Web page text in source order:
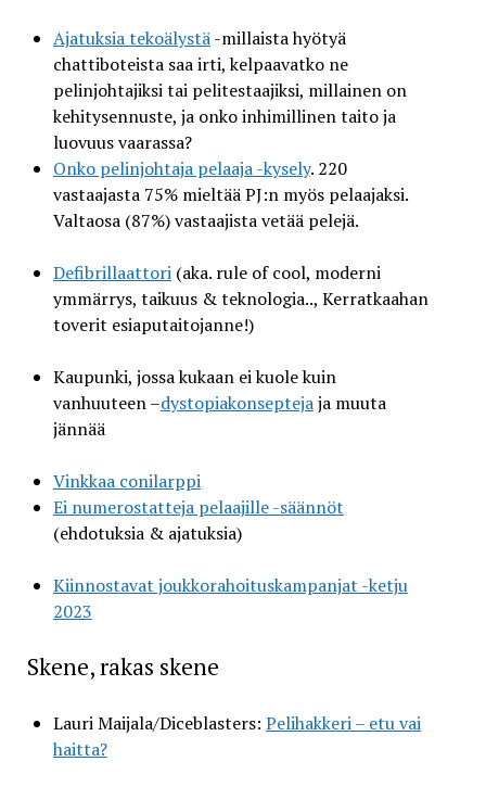
Ajatuksia tekoälystä-millaista hyötyä
chattiboteista saa irti, kelpaavatko ne
pelinjohtajiksi tai pelitestaajiksi, millainen on
kehitysennuste, ja onko inhimillinen taito ja
luovuus vaarassa?
Onko pelinjohtaja pelaaja -kysely. 220
vastaajasta 75% mieltää PJ:n myös pelaajaksi.
Valtaosa (87%) vastaajista vetää pelejä.
Defibrillaattori(aka. rule of cool, moderni
ymmärrys, taikuus & teknologia.., Kerratkaahan
toverit esiaputaitojanne!)
Kaupunki, jossa kukaan ei kuole kuin
vanhuuteen –dystopiakonseptejaja muuta
jännää
Vinkkaa conilarppi
Ei numerostatteja pelaajille -säännöt
(ehdotuksia & ajatuksia)
Kiinnostavat joukkorahoituskampanjat -ketju
2023
Skene, rakas skene
Lauri Maijala/Diceblasters: Pelihakkeri – etu vai
haitta?